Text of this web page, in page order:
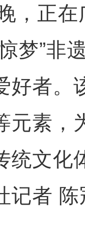
正在
梦”非
好者。
元素，
统文化
记者